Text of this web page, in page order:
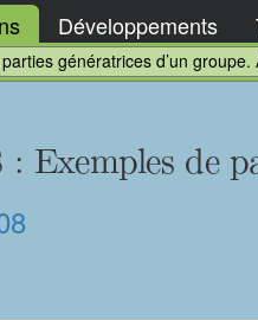
Développements
génératrices d’un groupe.
: Exemples de